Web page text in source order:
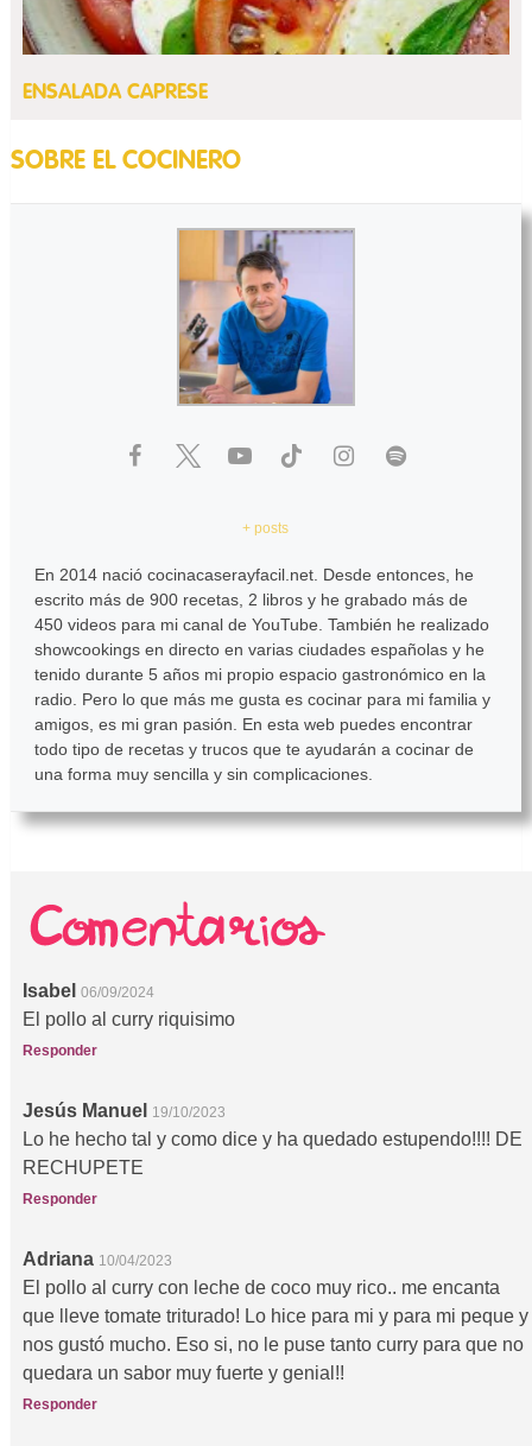
ENSALADA CAPRESE
SOBRE EL COCINERO
+ posts
En 2014 nació cocinacaserayfacil.net. Desde entonces, he
escrito más de 900 recetas, 2 libros y he grabado más de
450 videos para mi canal de YouTube. También he realizado
showcookings en directo en varias ciudades españolas y he
tenido durante 5 años mi propio espacio gastronómico en la
radio. Pero lo que más me gusta es cocinar para mi familia y
amigos, es mi gran pasión. En esta web puedes encontrar
todo tipo de recetas y trucos que te ayudarán a cocinar de
una forma muy sencilla y sin complicaciones.
Isabel 06/09/2024
El pollo al curry riquisimo
Responder
Jesús Manuel 19/10/2023
Lo he hecho tal y como dice y ha quedado estupendo!!!! DE
RECHUPETE
Responder
Adriana 10/04/2023
El pollo al curry con leche de coco muy rico.. me encanta
que lleve tomate triturado! Lo hice para mi y para mi peque y
nos gustó mucho. Eso si, no le puse tanto curry para que no
quedara un sabor muy fuerte y genial!!
Responder